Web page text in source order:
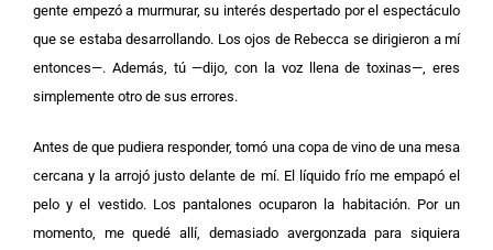
gente empezó a murmurar, su interés despertado por el espectáculo
que se estaba desarrollando. Los ojos de Rebecca se dirigieron a mí
entonces—. Además, tú —dijo, con la voz llena de toxinas—, eres
simplemente otro de sus errores.
Antes de que pudiera responder, tomó una copa de vino de una mesa
cercana y la arrojó justo delante de mí. El líquido frío me empapó el
pelo y el vestido. Los pantalones ocuparon la habitación. Por un
momento, me quedé allí, demasiado avergonzada para siquiera